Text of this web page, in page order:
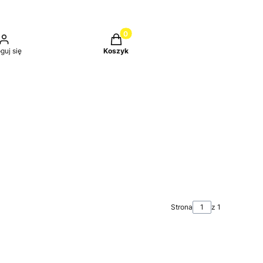
się
Produkty w koszyku: 0. Zobacz
Koszyk
Strona z 1